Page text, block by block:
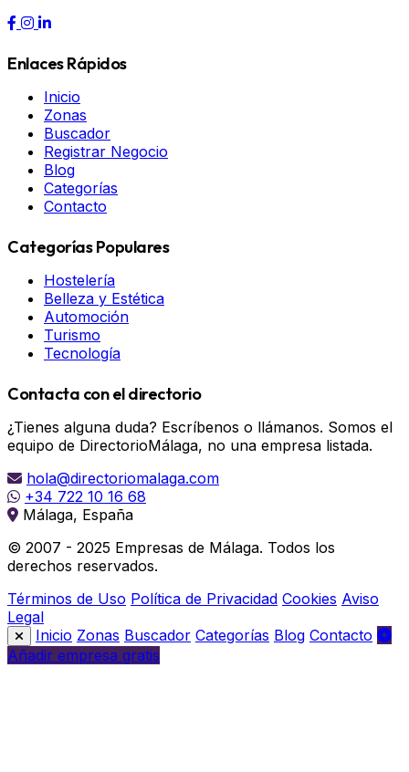
Enlaces Rápidos
Inicio
Zonas
Buscador
Registrar Negocio
Blog
Categorías
Contacto
Categorías Populares
Hostelería
Belleza y Estética
Automoción
Turismo
Tecnología
Contacta con el directorio
¿Tienes alguna duda? Escríbenos o llámanos. Somos el
equipo de DirectorioMálaga, no una empresa listada.
hola@directoriomalaga.com
+34 722 10 16 68
Málaga, España
© 2007 - 2025 Empresas de Málaga. Todos los
derechos reservados.
Términos de Uso Política de Privacidad Cookies Aviso
Legal
Inicio Zonas Buscador Categorías Blog Contacto
Añadir empresa gratis